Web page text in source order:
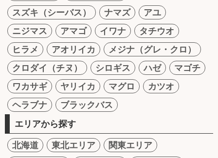
スズキ（シーバス）
ナマズ
アユ
ニジマス
アマゴ イワナ
タチウオ
ヒラメ
アオリイカ
メジナ（グレ・クロ）
クロダイ（チヌ）
シロギス ハゼ
マゴチ
ワカサギ
ヤリイカ マグロ
カツオ
ヘラブナ
ブラックバス
エリアから探す
北海道 東北エリア
関東エリア